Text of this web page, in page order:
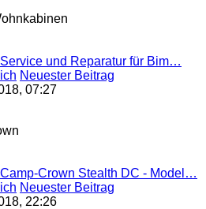
Service und Reparatur für Bim…
Neuester Beitrag
07:27
Camp-Crown Stealth DC - Model…
Neuester Beitrag
22:26